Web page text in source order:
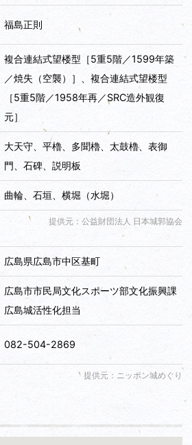
福島正則
複合連結式望楼型［5重5階／1599年築
／焼失（空襲）］、複合連結式望楼型
［5重5階／1958年再／SRC造外観復
元］
大天守、平櫓、多聞櫓、太鼓櫓、表御
門、石碑、説明板
曲輪、石垣、横堀（水堀）
提供元：公益財団法人 日本城郭協会
広島県広島市中区基町
広島市市民局文化スポーツ部文化振興課
広島城活性化担当
082-504-2869
提供元：ニッポン城めぐり